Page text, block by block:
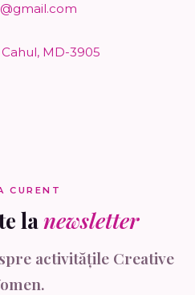
MD-3905
CURENT
lanewsletter
activitățile Creative